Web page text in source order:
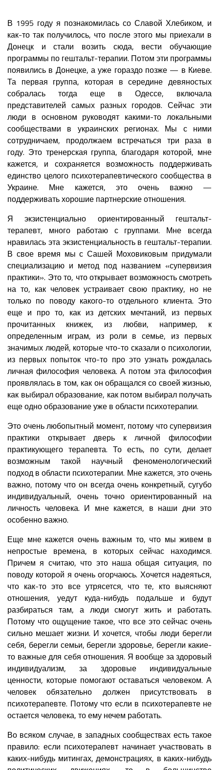
В 1995 году я познакомилась со Славой Хлебиком, и
как-то так получилось, что после этого мы приехали в
Донецк и стали возить сюда, вести обучающие
программы по гештальт-терапии. Потом эти программы
появились в Донецке, а уже гораздо позже — в Киеве.
Та первая группа, которая в середине девяностых
собралась тогда еще в Одессе, включала
представителей самых разных городов. Сейчас эти
люди в основном руководят какими-то локальными
сообществами в украинских регионах. Мы с ними
сотрудничаем, продолжаем встречаться три раза в
году. Это тренерская группа, благодаря которой, мне
кажется, и сохраняется возможность поддерживать
единство целого психотерапевтического сообщества в
Украине. Мне кажется, это очень важно —
поддерживать хорошие партнерские отношения.
Я экзистенциально ориентированный гештальт-
терапевт, много работаю с группами. Мне всегда
нравилась эта экзистенциальность в гештальт-терапии.
В свое время мы с Сашей Моховиковым придумали
специализацию и метод под названием «супервизия
практики». Это то, что открывает возможность смотреть
на то, как человек устраивает свою практику, но не
только по поводу какого-то отдельного клиента. Это
еще и про то, как из детских мечтаний, из первых
прочитанных книжек, из любви, например, к
определенным играм, из роли в семье, из первых
значимых людей, которые что-то сказали о психологии,
из первых попыток что-то про это узнать рождалась
личная философия человека. А потом эта философия
проявлялась в том, как он обращался со своей жизнью,
как выбирал образование, как потом выбирал получать
еще одно образование уже в области психотерапии.
Это очень любопытный момент, потому что супервизия
практики открывает дверь к личной философии
практикующего терапевта. То есть, по сути, делает
возможным такой научный феноменологический
подход в области психотерапии. Мне кажется, это очень
важно, потому что он всегда очень конкретный, сугубо
индивидуальный, очень точно ориентированный на
личность человека. И мне кажется, в наши дни это
особенно важно.
Еще мне кажется очень важным то, что мы живем в
непростые времена, в которых сейчас находимся.
Причем я считаю, что это наша общая ситуация, по
поводу которой я очень огорчаюсь. Хочется надеяться,
что как-то это все утрясется, что те, кто выясняют
отношения, уедут куда-нибудь подальше и будут
разбираться там, а люди смогут жить и работать.
Потому что ощущение такое, что все это сейчас очень
сильно мешает жизни. И хочется, чтобы люди берегли
себя, берегли семьи, берегли здоровье, берегли какие-
то важные для себя отношения. Я вообще за здоровый
индивидуализм, за здоровые индивидуальные
ценности, которые помогают оставаться человеком. А
человек обязательно должен присутствовать в
психотерапевте. Потому что если в психотерапевте не
остается человека, то ему нечем работать.
Во всяком случае, в западных сообществах есть такое
правило: если психотерапевт начинает участвовать в
каких-нибудь митингах, демонстрациях, в каких-нибудь